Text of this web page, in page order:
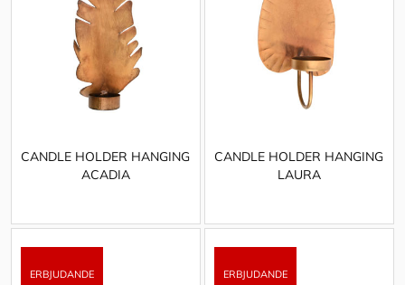
CANDLE HOLDER HANGING
ACADIA
CANDLE HOLDER HANGING
LAURA